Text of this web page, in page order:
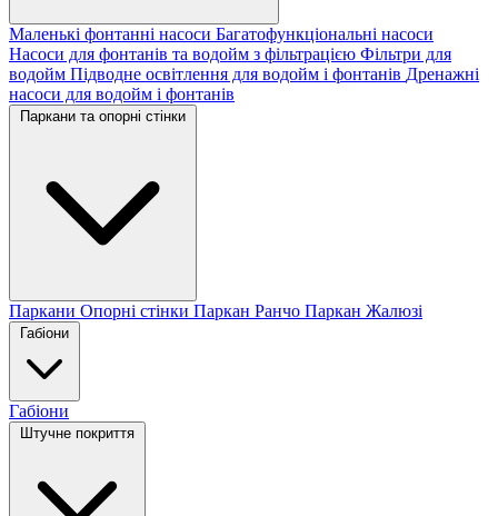
Маленькі фонтанні насоси Багатофункціональні насоси
Насоси для фонтанів та водойм з фільтрацією Фільтри для
водойм Підводне освітлення для водойм і фонтанів Дренажні
насоси для водойм і фонтанів
Паркани та опорні стінки
Паркани Опорні стінки Паркан Ранчо Паркан Жалюзі
Габіони
Габіони
Штучне покриття